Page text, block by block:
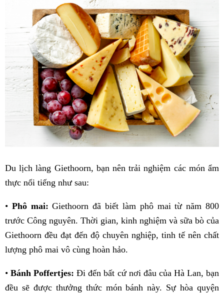
Du lịch làng Giethoorn, bạn nên trải nghiệm các món ẩm
thực nổi tiếng như sau:
• Phô mai: Giethoorn đã biết làm phô mai từ năm 800
trước Công nguyên. Thời gian, kinh nghiệm và sữa bò của
Giethoorn đều đạt đến độ chuyên nghiệp, tinh tế nên chất
lượng phô mai vô cùng hoàn hảo.
•Bánh Poffertjes: Đi đến bất cứ nơi đâu của Hà Lan, bạn
đều sẽ được thưởng thức món bánh này. Sự hòa quyện